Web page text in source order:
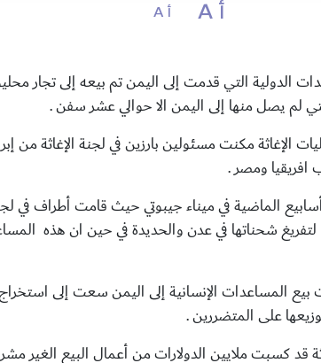
أ A أ A
الدولية التي قدمت إلى اليمن تم بيعه إلى تجار
يصل منها إلى اليمن الا حوالي عشر سفن .
الإغاثة مكنت مسئولين بارزين في لجنة الإغاثة من
افريقيا ومصر .
الماضية في ميناء جيبوتي حيث قامت أطراف في
شحناتها في عدن والحديدة في حين ان هذه
بيع المساعدات الإنسانية إلى اليمن سعت إلى
على المتضررين .
قد كسبت ملايين الدولارات من أعمال البيع الغير